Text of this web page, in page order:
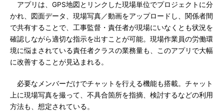
アプリは、GPS地図とリンクした現場単位でプロジェクトに分
かれ、図面データ、現場写真／動画をアップロードし、関係者間
で共有することで、工事監督・責任者が現場にいなくとも状況を
確認しながら適切な指示を出すことが可能。現場作業員の労働環
境に悩まされている責任者クラスの業務量も、このアプリで大幅
に改善することが見込まれる。
必要なメンバーだけでチャットを行える機能も搭載。チャット
上に現場写真を撮って、不具合箇所を指摘、検討するなどの利用
方法も、想定されている。